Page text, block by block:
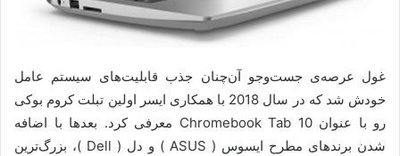
غول عرصه‌ی جست‌وجو آن‌چنان جذب قابلیت‌های سیستم عامل
خودش شد که در سال 2018 با همکاری ایسر اولین تبلت کروم بوکی
رو با عنوان Chromebook Tab 10 معرفی کرد. بعدها با اضافه
شدن برندهای مطرح ایسوس ( ASUS ) و دل ( Dell )، بزرگ‌ترین